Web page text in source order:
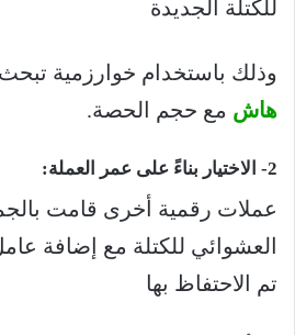
للكتلة الجديدة
وذلك باستخدام خوارزمية
هاش مع حجم الحصة.
2- الاختيار بناءً على عمر العملة:
عملات رقمية أخرى قامت بالجمع
العشوائي للكتلة مع إضافة
تم الاحتفاظ بها